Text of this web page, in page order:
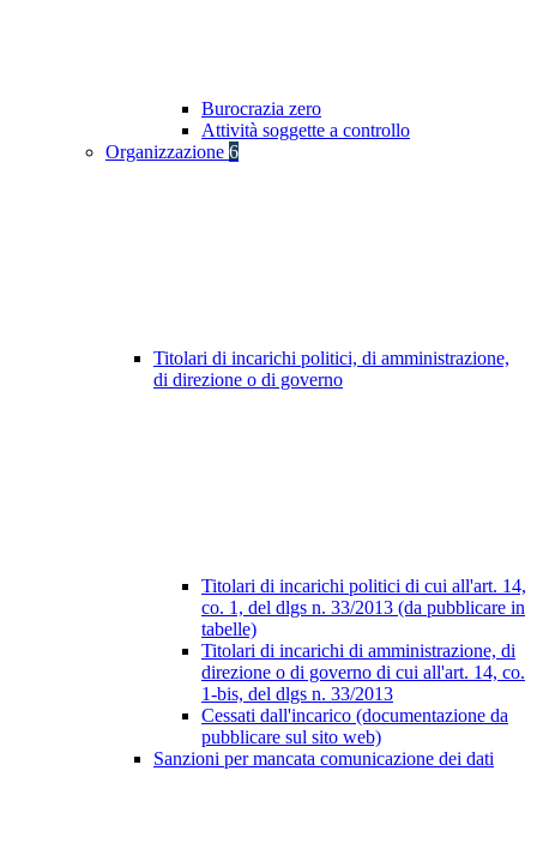
Burocrazia zero
Attività soggette a controllo
Organizzazione 6
Titolari di incarichi politici, di amministrazione,
di direzione o di governo
Titolari di incarichi politici di cui all'art. 14,
co. 1, del dlgs n. 33/2013 (da pubblicare in
tabelle)
Titolari di incarichi di amministrazione, di
direzione o di governo di cui all'art. 14, co.
1-bis, del dlgs n. 33/2013
Cessati dall'incarico (documentazione da
pubblicare sul sito web)
Sanzioni per mancata comunicazione dei dati